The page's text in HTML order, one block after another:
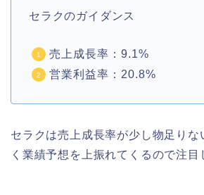
セラクのガイダンス
売上成長率：9.1%
営業利益率：20.8%
セラクは売上成長率が少し物足りな
く業績予想を上振れてくるので注目